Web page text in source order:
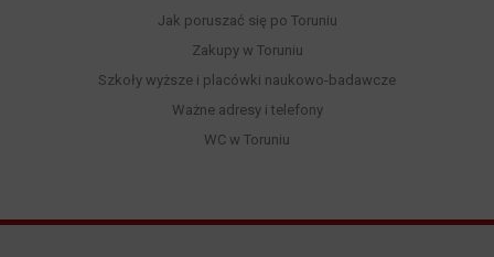
Jak poruszać się po Toruniu
Zakupy w Toruniu
Szkoły wyższe i placówki naukowo-badawcze
Ważne adresy i telefony
WC w Toruniu